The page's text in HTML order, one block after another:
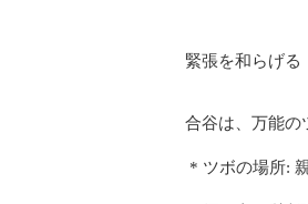
緊張を和らげる
合谷は、万能の
* ツボの場所: